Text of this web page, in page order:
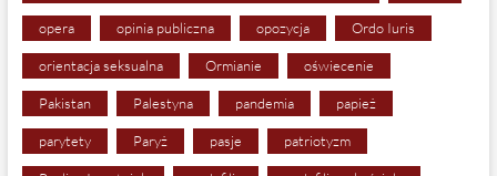
opera opinia publiczna opozycja Ordo Iuris
orientacja seksualna Ormianie oświecenie
Pakistan Palestyna pandemia papież
parytety Paryż pasje patriotyzm